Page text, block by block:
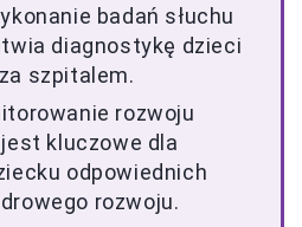
badań słuchu
diagnostykę dzieci
szpitalem.
rozwoju
kluczowe dla
odpowiednich
rozwoju.